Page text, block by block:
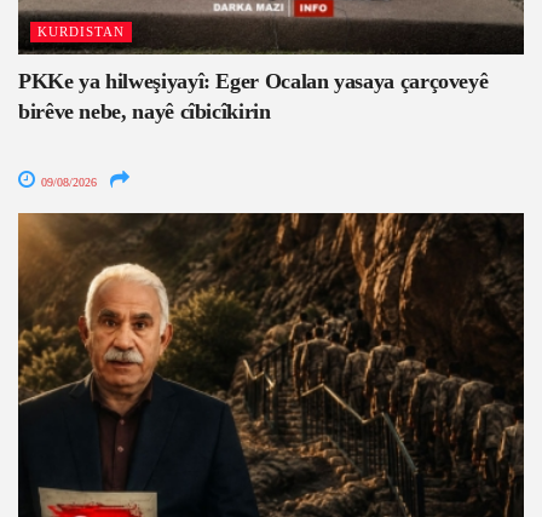
KURDISTAN
PKKe ya hilweşiyayî: Eger Ocalan yasaya çarçoveyê
birêve nebe, nayê cîbicîkirin
09/08/2026